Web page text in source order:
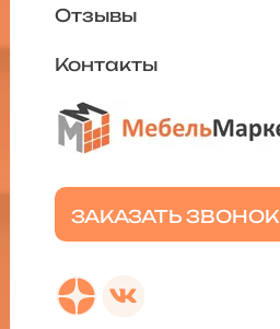
ЗАКАЗАТЬ ЗВОНОК
Отзывы
Контакты